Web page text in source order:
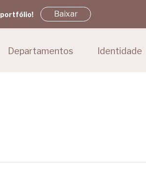
portfólio! Baixar
Departamentos Identidade